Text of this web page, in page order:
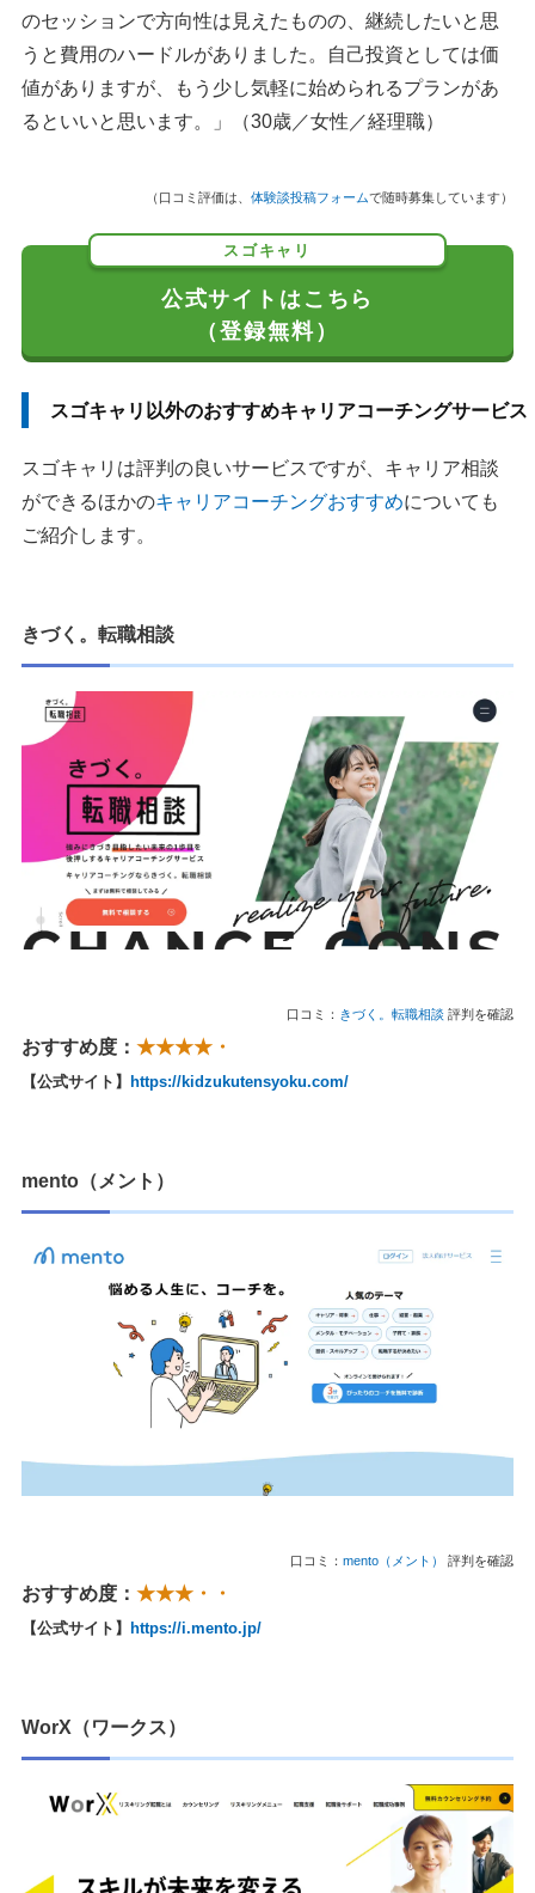
のセッションで方向性は見えたものの、継続したいと思
うと費用のハードルがありました。自己投資としては価
値がありますが、もう少し気軽に始められるプランがあ
るといいと思います。」（30歳／女性／経理職）
（口コミ評価は、 体験談投稿フォームで随時募集しています）
スゴキャリ
公式サイトはこちら
（登録無料）
スゴキャリ以外のおすすめキャリアコーチングサービス
スゴキャリは評判の良いサービスですが、キャリア相談
ができるほかのキャリアコーチングおすすめについても
ご紹介します。
きづく。転職相談
口コミ： きづく。転職相談 評判を確認
おすすめ度： ★★★★・
【公式サイト】 https://kidzukutensyoku.com/
mento（メント）
口コミ： mento（メント） 評判を確認
おすすめ度： ★★★・・
【公式サイト】 https://i.mento.jp/
WorX（ワークス）